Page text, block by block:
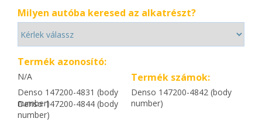
Milyen autóba keresed az alkatrészt?
Termék azonosító:
N/A Termék számok:
Denso 147200-4831 (body
number)
Denso 147200-4842 (body
number)
Denso 147200-4844 (body
number)